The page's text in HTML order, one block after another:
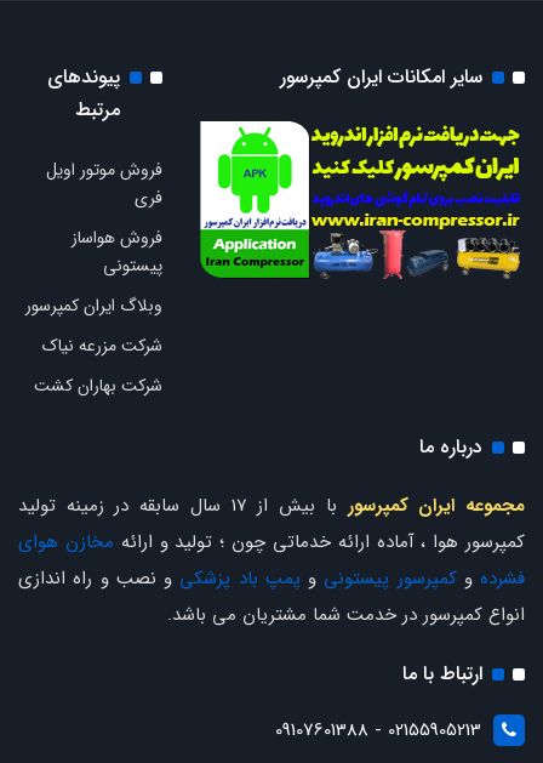
سایر امکانات ایران کمپرسور
پیوندهای
مرتبط
فروش موتور اویل
فری
فروش هواساز
پیستونی
وبلاگ ایران کمپرسور
شرکت مزرعه نیاک
شرکت بهاران کشت
درباره ما
مجموعه ایران کمپرسور
با بیش از 17 سال سابقه در زمینه تولید
کمپرسور هوا ، آماده ارائه خدماتی چون ؛ تولید و ارائه مخازن هوای
فشرده وکمپرسور پیستونی و پمپ باد پزشکی و نصب و راه اندازی
انواع کمپرسور در خدمت شما مشتریان می باشد.
ارتباط با ما
02155905213 - 09107601388